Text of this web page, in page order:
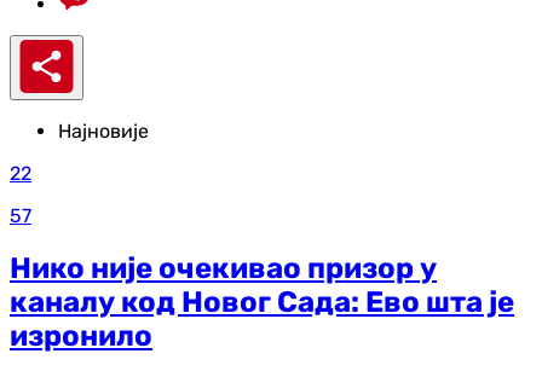
Најновије
22
57
Нико није очекивао призор у
каналу код Новог Сада: Ево шта је
изронило